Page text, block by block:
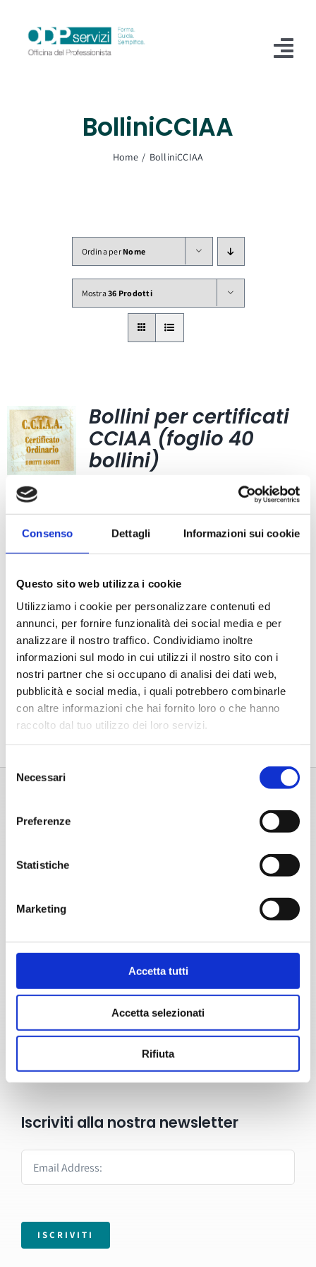
Consenso Dettagli Informazioni sui cookie
Questo sito web utilizza i cookie
Utilizziamo i cookie per personalizzare contenuti ed
annunci, per fornire funzionalità dei social media e per
analizzare il nostro traffico. Condividiamo inoltre
informazioni sul modo in cui utilizzi il nostro sito con i
nostri partner che si occupano di analisi dei dati web,
pubblicità e social media, i quali potrebbero combinarle
con altre informazioni che hai fornito loro o che hanno
raccolto dal tuo utilizzo dei loro servizi.
delNecessari
Preferenze
Statistiche
Marketing
Accetta tutti
Accetta selezionati
Rifiuta
contenuto
BolliniCCIAA
Home BolliniCCIAA
Ordina per Nome
Mostra36 Prodotti
Bollini per certificati
CCIAA (foglio 40
bollini)
Carta Filigranata
CCIAA
24,40€
Home
Chi Siamo
Blog
Contatti
Iscriviti alla nostra newsletter
ISCRIVITI